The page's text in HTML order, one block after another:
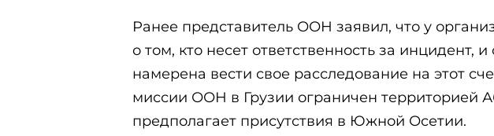
Ранее представитель ООН заявил, что у
о том, кто несет ответственность за инцидент,
намерена вести свое расследование на этот
миссии ООН в Грузии ограничен территорией
предполагает присутствия в Южной Осетии.